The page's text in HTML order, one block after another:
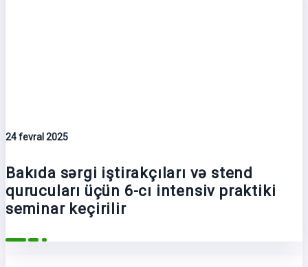
24 fevral 2025
Bakıda sərgi iştirakçıları və stend
qurucuları üçün 6-cı intensiv praktiki
seminar keçirilir